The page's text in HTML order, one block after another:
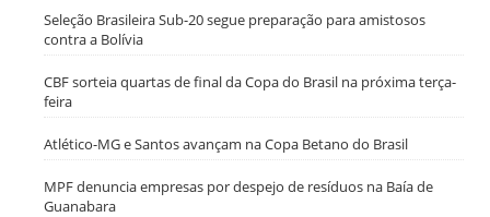
Seleção Brasileira Sub-20 segue preparação para amistosos
contra a Bolívia
CBF sorteia quartas de final da Copa do Brasil na próxima terça-
feira
Atlético-MG e Santos avançam na Copa Betano do Brasil
MPF denuncia empresas por despejo de resíduos na Baía de
Guanabara